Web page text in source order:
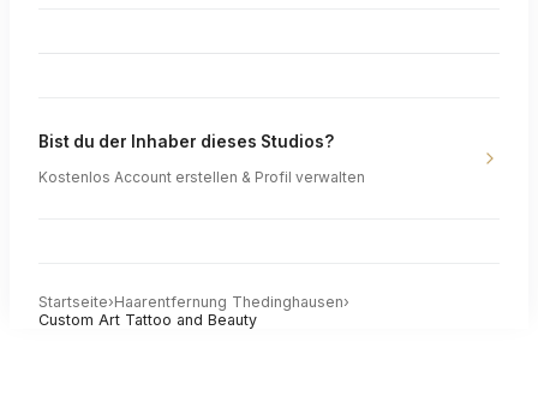
Bist du der Inhaber dieses Studios?
Kostenlos Account erstellen & Profil verwalten
Startseite›Haarentfernung Thedinghausen›
Custom Art Tattoo and Beauty